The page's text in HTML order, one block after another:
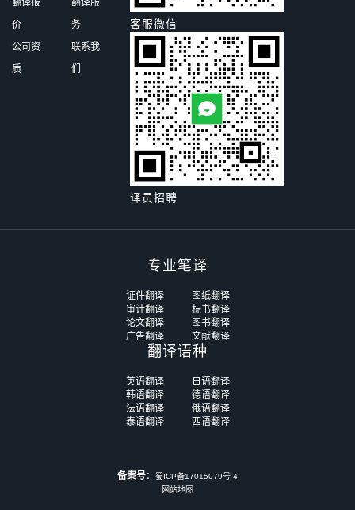
翻译报
价
公司资
质
翻译服
务
联系我
们
客服微信
译员招聘
专业笔译
证件翻译
图纸翻译
审计翻译
标书翻译
论文翻译
图书翻译
广告翻译
文献翻译
翻译语种
英语翻译
日语翻译
韩语翻译
德语翻译
法语翻译
俄语翻译
泰语翻译
西语翻译
备案号：
蜀ICP备17015079号-4
网站地图